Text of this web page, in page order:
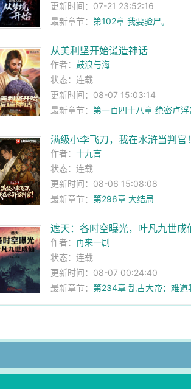
更新时间：07-21 23:52:16
最新章节：第102章 我要验尸。
从美利坚开始谎造神话
作者：鼓浪与海
状态：连载
更新时间：08-07 15:03:14
最新章节：第一百四十八章 绝密卢浮
满级小李飞刀，我在水浒当判官！
作者：十九言
状态：连载
更新时间：08-06 15:08:08
最新章节：第296章 大结局
遮天：各时空曝光，叶凡九世成
作者：再来一剧
状态：连载
更新时间：08-07 00:24:40
最新章节：第234章 乱古大帝：难道